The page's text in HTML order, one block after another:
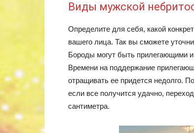
Виды мужской
Определите для себя, какой
вашего лица. Так вы сможете
Бороды могут быть прилегающими
Времени на поддержание
отращивать ее придется недолго.
если все получится удачно,
сантиметра.